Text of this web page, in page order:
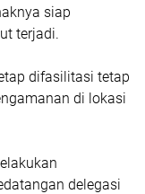
siap
terjadi.
difasilitasi tetap
di lokasi
delegasi